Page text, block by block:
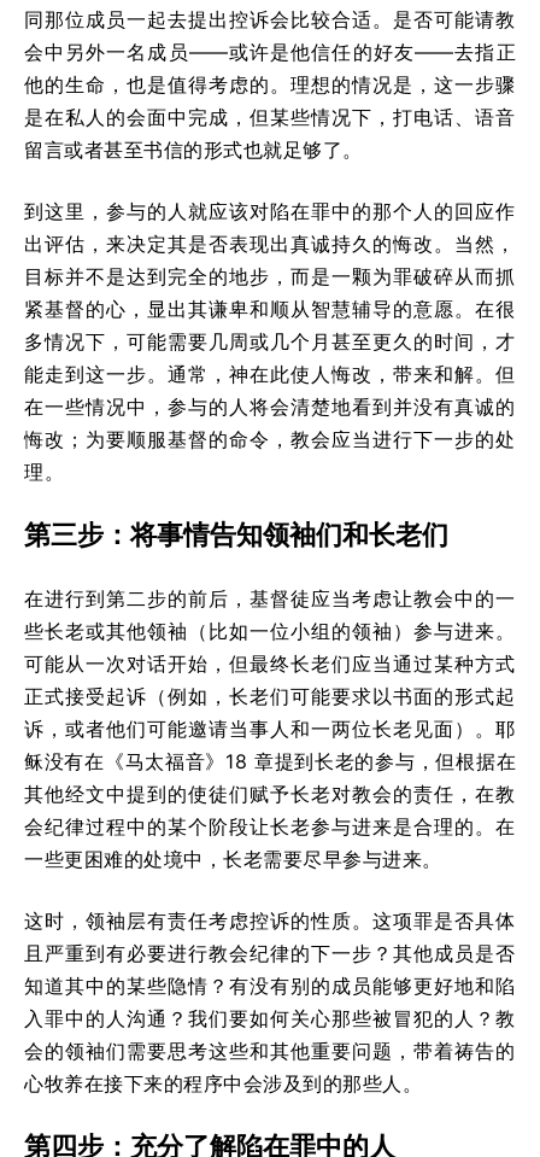
同那位成员一起去提出控诉会比较合适。是否可能请教
会中另外一名成员——或许是他信任的好友——去指正
他的生命，也是值得考虑的。理想的情况是，这一步骤
是在私人的会面中完成，但某些情况下，打电话、语音
留言或者甚至书信的形式也就足够了。
到这里，参与的人就应该对陷在罪中的那个人的回应作
出评估，来决定其是否表现出真诚持久的悔改。当然，
目标并不是达到完全的地步，而是一颗为罪破碎从而抓
紧基督的心，显出其谦卑和顺从智慧辅导的意愿。在很
多情况下，可能需要几周或几个月甚至更久的时间，才
能走到这一步。通常，神在此使人悔改，带来和解。但
在一些情况中，参与的人将会清楚地看到并没有真诚的
悔改；为要顺服基督的命令，教会应当进行下一步的处
理。
第三步：将事情告知领袖们和长老们
在进行到第二步的前后，基督徒应当考虑让教会中的一
些长老或其他领袖（比如一位小组的领袖）参与进来。
可能从一次对话开始，但最终长老们应当通过某种方式
正式接受起诉（例如，长老们可能要求以书面的形式起
诉，或者他们可能邀请当事人和一两位长老见面）。耶
稣没有在《马太福音》18 章提到长老的参与，但根据在
其他经文中提到的使徒们赋予长老对教会的责任，在教
会纪律过程中的某个阶段让长老参与进来是合理的。在
一些更困难的处境中，长老需要尽早参与进来。
这时，领袖层有责任考虑控诉的性质。这项罪是否具体
且严重到有必要进行教会纪律的下一步？其他成员是否
知道其中的某些隐情？有没有别的成员能够更好地和陷
入罪中的人沟通？我们要如何关心那些被冒犯的人？教
会的领袖们需要思考这些和其他重要问题，带着祷告的
心牧养在接下来的程序中会涉及到的那些人。
第四步：充分了解陷在罪中的人